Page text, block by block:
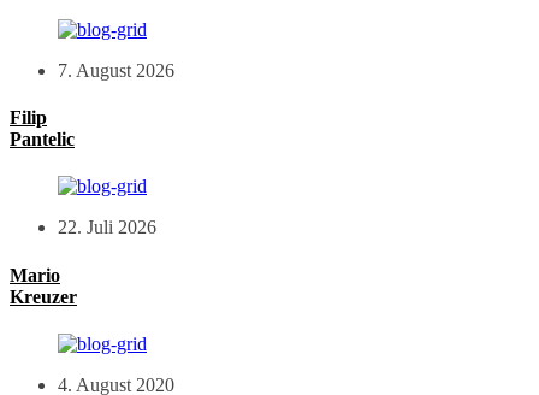
7. August 2026
Filip
Pantelic
22. Juli 2026
Mario
Kreuzer
4. August 2020